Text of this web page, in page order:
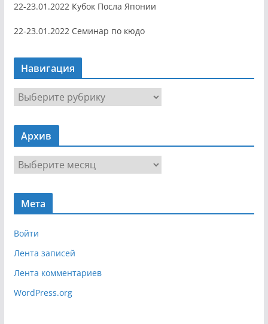
22-23.01.2022 Кубок Посла Японии
22-23.01.2022 Семинар по кюдо
Навигация
Н
в
г
я
Архив
х
Мета
Войти
Лента записей
Лента комментариев
WordPress.org